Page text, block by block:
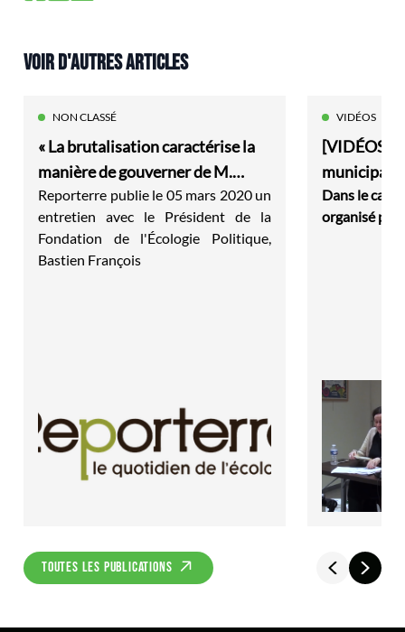
VOIR D'AUTRES ARTICLES
NON CLASSÉ
« La brutalisation caractérise la
manière de gouverner de M.
Macron »
Reporterre publie le 05 mars 2020 un
entretien avec le Président de la
Fondation de l'Écologie Politique,
Bastien François
VIDÉOS
[VIDÉOS]
Dans le
organisé par
TOUTES LES PUBLICATIONS